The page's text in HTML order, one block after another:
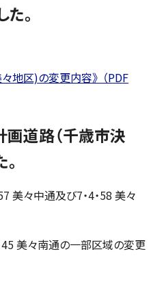
。
地区)の変更内容》 （PDF
画道路（千歳市決
美々中通及び7・4・58 美々
45 美々南通の一部区域の変更